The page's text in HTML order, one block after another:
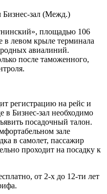
Бизнес-зал (Межд.)
площадью 106
в левом крыле терминала
авиалиний.
после таможенного,
регистрацию на рейс и
в Бизнес-зал необходимо
посадочный талон.
зале
в самолет, пассажир
проходит на посадку к
от 2-х до 12-ти лет